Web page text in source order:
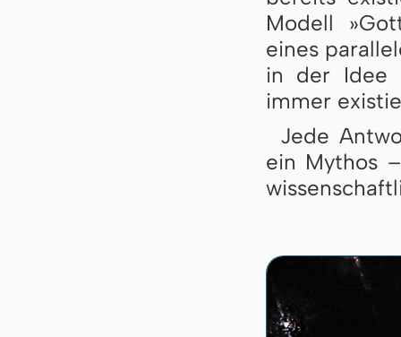
Modell
eines
in der Idee
immer
Jede
ein Mythos